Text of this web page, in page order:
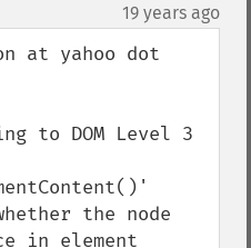
19 years ago
at yahoo dot
to DOM Level 3
the node
in element